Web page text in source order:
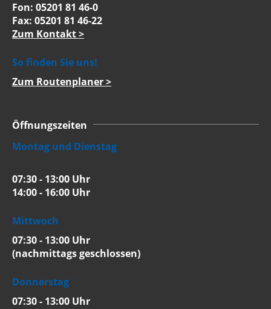
Fon: 05201 81 46-0
Fax: 05201 81 46-22
Zum Kontakt >
So finden Sie uns!
Zum Routenplaner >
Öffnungszeiten
Montag und Dienstag
07:30 - 13:00 Uhr
14:00 - 16:00 Uhr
Mittwoch
07:30 - 13:00 Uhr
(nachmittags geschlossen)
Donnerstag
07:30 - 13:00 Uhr